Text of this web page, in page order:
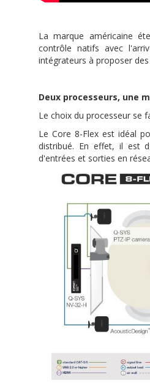
La marque américaine
contrôle natifs avec
intégrateurs à proposer
Deux processeurs, une
Le choix du processeur se
Le Core 8-Flex est idéal
distribué. En effet, il est
d'entrées et sorties en